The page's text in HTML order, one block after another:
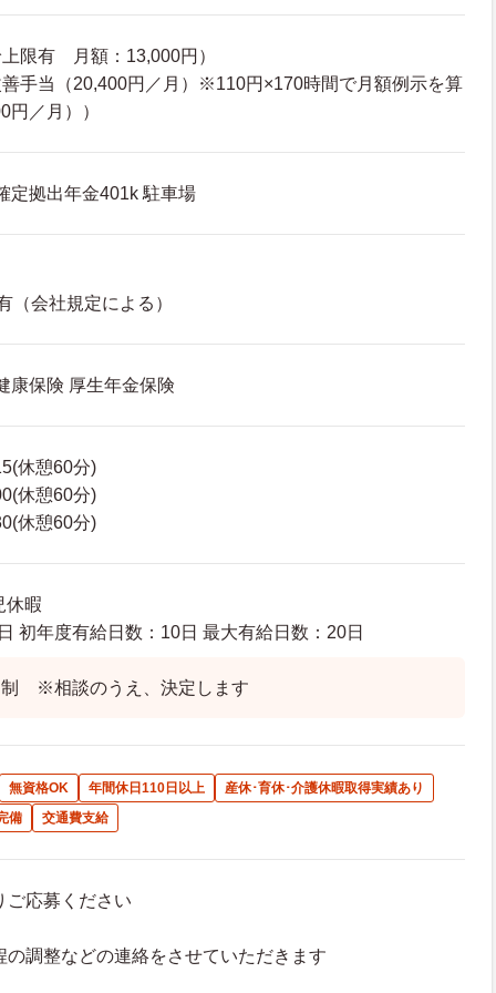
限有 月額：13,000円）
手当（20,400円／月）※110円×170時間で月額例示を算
円／月））
定拠出年金401k 駐車場
（会社規定による）
康保険 厚生年金保険
休憩60分)
休憩60分)
休憩60分)
休暇
初年度有給日数：10日 最大有給日数：20日
※相談のうえ、決定します
無資格OK 年間休日110日以上
産休･育休･介護休暇取得実績あり
備
交通費支給
ご応募ください
の調整などの連絡をさせていただきます